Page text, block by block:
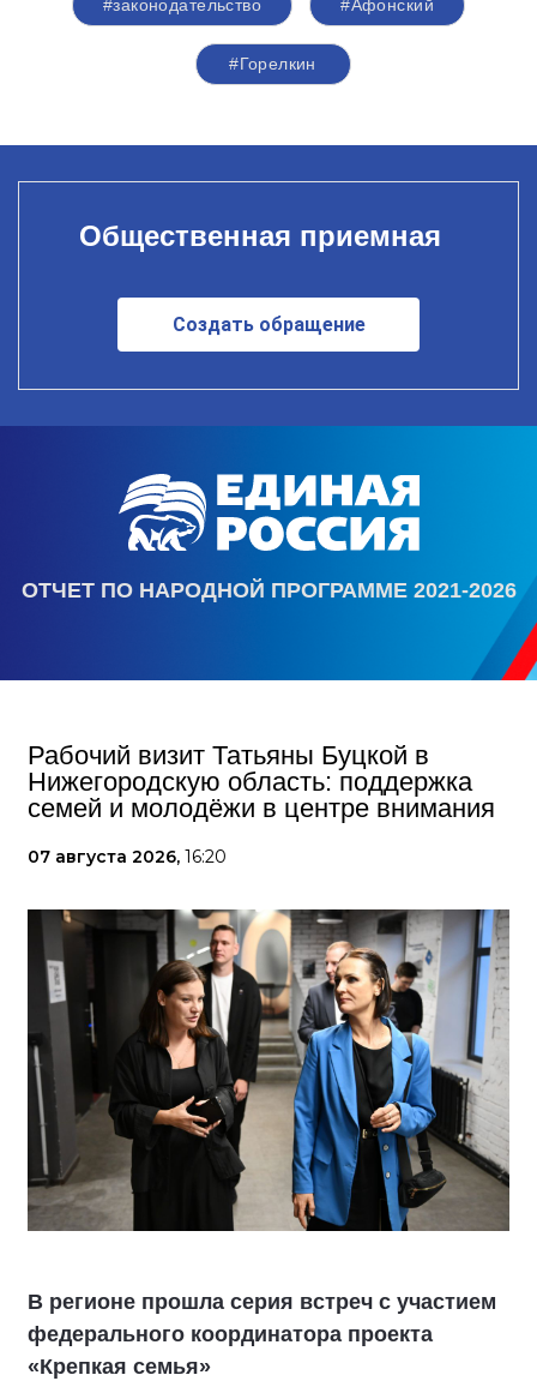
#законодательство #Афонский
#Горелкин
Общественная приемная
Создать обращение
ОТЧЕТ ПО НАРОДНОЙ ПРОГРАММЕ 2021-2026
Рабочий визит Татьяны Буцкой в
Нижегородскую область: поддержка
семей и молодёжи в центре внимания
07 августа 2026, 16:20
В регионе прошла серия встреч с участием
федерального координатора проекта
«Крепкая семья»